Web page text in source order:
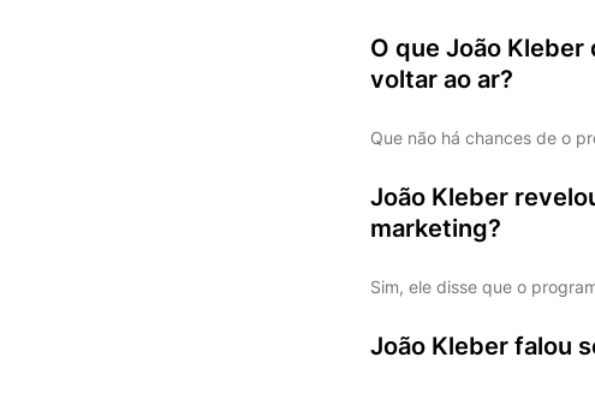
O que João Kleber
voltar ao ar?
Que não há chances de o
João Kleber
marketing?
Sim, ele disse que o
João Kleber falou